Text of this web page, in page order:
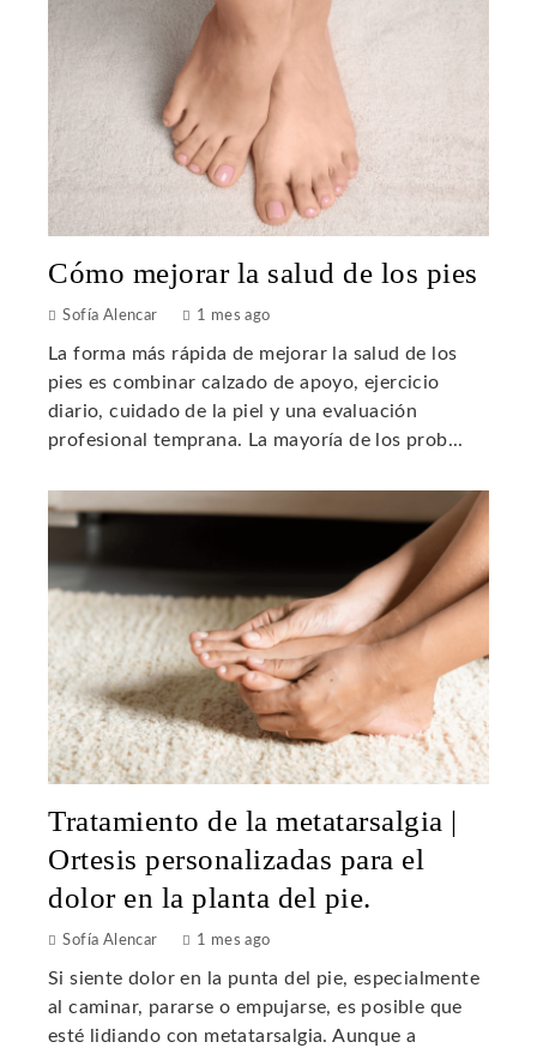
Cómo mejorar la salud de los pies
Sofía Alencar 1 mes ago
La forma más rápida de mejorar la salud de los
pies es combinar calzado de apoyo, ejercicio
diario, cuidado de la piel y una evaluación
profesional temprana. La mayoría de los prob...
Tratamiento de la metatarsalgia |
Ortesis personalizadas para el
dolor en la planta del pie.
Sofía Alencar 1 mes ago
Si siente dolor en la punta del pie, especialmente
al caminar, pararse o empujarse, es posible que
esté lidiando con metatarsalgia. Aunque a